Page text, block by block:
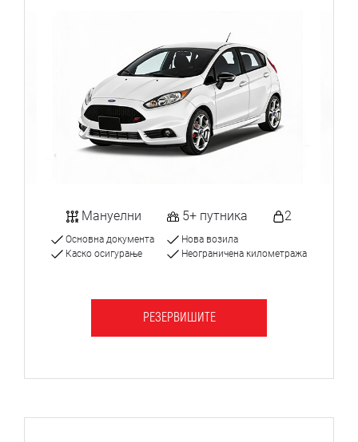
Мануелни 5+ путника 2
Основна документа
Каско осигурање
Нова возила
Неограничена километража
РЕЗЕРВИШИТЕ